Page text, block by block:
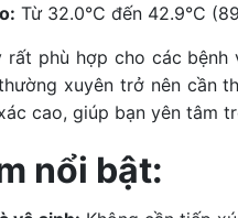
Từ 32.0°C đến 42.9°C
rất phù hợp cho các
xuyên trở nên cần
cao, giúp bạn yên tâm
nổi bật: